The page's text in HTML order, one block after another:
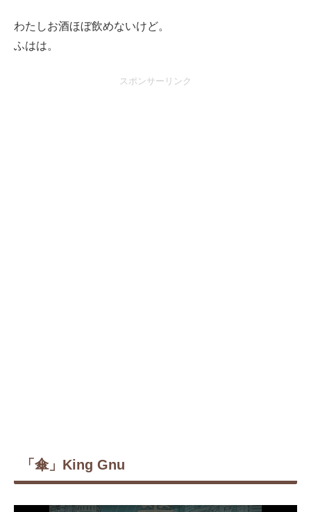
わたしお酒ほぼ飲めないけど。
ふはは。
スポンサーリンク
「傘」King Gnu